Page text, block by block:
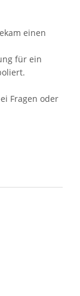
einen
für ein
Fragen oder